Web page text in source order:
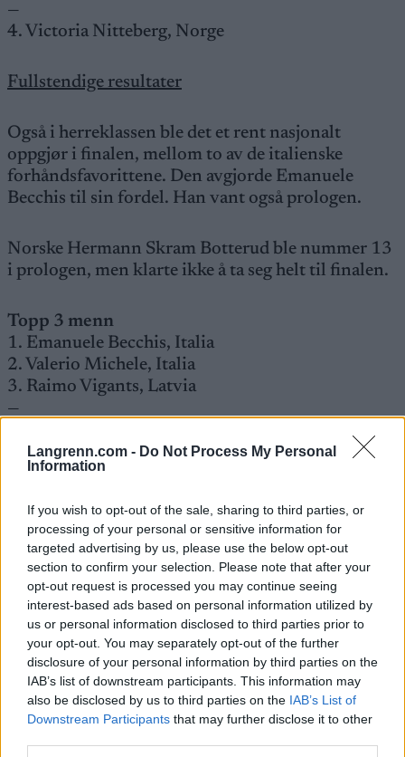
Langrenn.com - Do Not Process My Personal
Information
If you wish to opt-out of the sale, sharing to third parties, or
processing of your personal or sensitive information for
targeted advertising by us, please use the below opt-out
section to confirm your selection. Please note that after your
opt-out request is processed you may continue seeing
interest-based ads based on personal information utilized by
us or personal information disclosed to third parties prior to
your opt-out. You may separately opt-out of the further
disclosure of your personal information by third parties on the
IAB’s list of downstream participants. This information may
also be disclosed by us to third parties on the IAB’s List of
Downstream Participants that may further disclose it to other
—
4. Victoria Nitteberg, Norge
Fullstendige resultater
Også i herreklassen ble det et rent nasjonalt
oppgjør i finalen, mellom to av de italienske
forhåndsfavorittene. Den avgjorde Emanuele
Becchis til sin fordel. Han vant også prologen.
Norske Hermann Skram Botterud ble nummer 13
i prologen, men klarte ikke å ta seg helt til finalen.
Topp 3 menn
1. Emanuele Becchis, Italia
2. Valerio Michele, Italia
3. Raimo Vigants, Latvia
—
Her ser du hele supersprinten fra første til siste
stavtak(Saken fortsetter under)